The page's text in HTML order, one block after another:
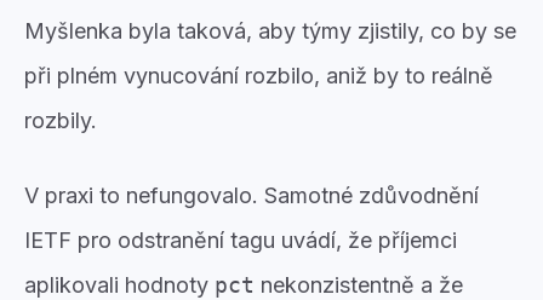
Myšlenka byla taková, aby týmy zjistily, co by se
při plném vynucování rozbilo, aniž by to reálně
rozbily.
V praxi to nefungovalo. Samotné zdůvodnění
IETF pro odstranění tagu uvádí, že příjemci
aplikovali hodnoty pct nekonzistentně a že